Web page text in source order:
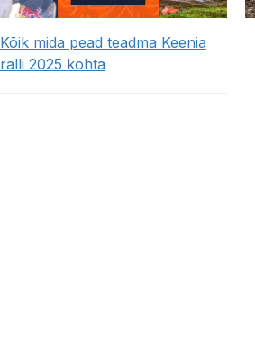
Kõik mida pead teadma Keenia
ralli 2025 kohta